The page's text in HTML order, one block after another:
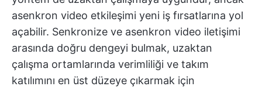
asenkron video etkileşimi yeni iş fırsatlarına yol
açabilir. Senkronize ve asenkron video iletişimi
arasında doğru dengeyi bulmak, uzaktan
çalışma ortamlarında verimliliği ve takım
katılımını en üst düzeye çıkarmak için